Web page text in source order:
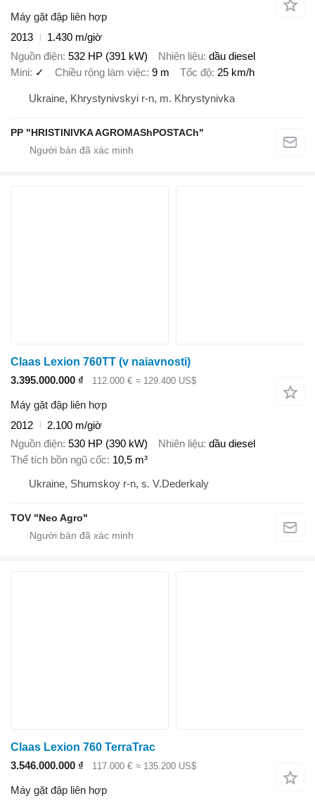
Máy gặt đập liên hợp
2013
1.430 m/giờ
Nguồn điện 532 HP (391 kW) Nhiên liệu dầu diesel
Mini ✓ Chiều rộng làm việc 9 m Tốc độ 25 km/h
Ukraine, Khrystynivskyi r-n, m. Khrystynivka
PP "HRISTINIVKA AGROMAShPOSTACh"
Claas Lexion 760TT (v naiavnosti)
3.395.000.000 ₫
112.000 € ≈ 129.400 US$
Máy gặt đập liên hợp
2012
2.100 m/giờ
Nguồn điện 530 HP (390 kW) Nhiên liệu dầu diesel
Thể tích bồn ngũ cốc 10,5 m³
Ukraine, Shumskoy r-n, s. V.Dederkaly
TOV "Neo Agro"
Claas Lexion 760 TerraTrac
3.546.000.000 ₫
117.000 € ≈ 135.200 US$
Máy gặt đập liên hợp